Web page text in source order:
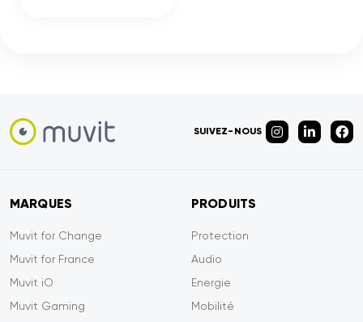
SUIVEZ-NOUS
MARQUES
Muvit for Change
Muvit for France
Muvit iO
Muvit Gaming
PRODUITS
Protection
Audio
Energie
Mobilité